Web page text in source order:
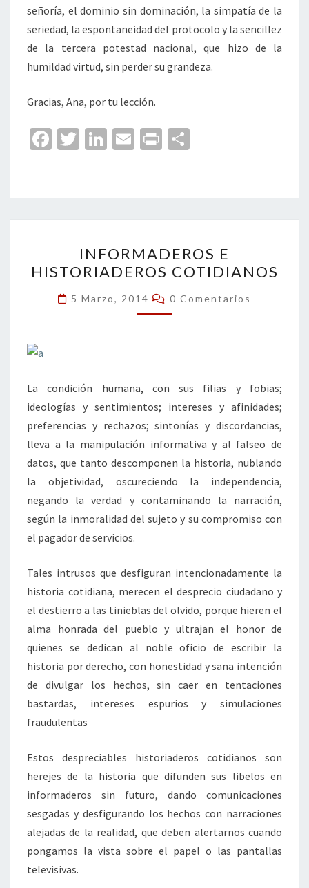
señoría, el dominio sin dominación, la simpatía de la
seriedad, la espontaneidad del protocolo y la sencillez
de la tercera potestad nacional, que hizo de la
humildad virtud, sin perder su grandeza.
Gracias, Ana, por tu lección.
Fa
o
o
T
er
Li
dI
n
E
l
Pr
p
ar
tir
E
HISTORIADEROS
COTIDIANOS
INFORMADEROS E
HISTORIADEROS COTIDIANOS
5 Marzo, 2014 Comentarios
0 Comentarios
La condición humana, con sus filias y fobias;
ideologías y sentimientos; intereses y afinidades;
preferencias y rechazos; sintonías y discordancias,
lleva a la manipulación informativa y al falseo de
datos, que tanto descomponen la historia, nublando
la objetividad, oscureciendo la independencia,
negando la verdad y contaminando la narración,
según la inmoralidad del sujeto y su compromiso con
el pagador de servicios.
Tales intrusos que desfiguran intencionadamente la
historia cotidiana, merecen el desprecio ciudadano y
el destierro a las tinieblas del olvido, porque hieren el
alma honrada del pueblo y ultrajan el honor de
quienes se dedican al noble oficio de escribir la
historia por derecho, con honestidad y sana intención
de divulgar los hechos, sin caer en tentaciones
bastardas, intereses espurios y simulaciones
fraudulentas
Estos despreciables historiaderos cotidianos son
herejes de la historia que difunden sus libelos en
informaderos sin futuro, dando comunicaciones
sesgadas y desfigurando los hechos con narraciones
alejadas de la realidad, que deben alertarnos cuando
pongamos la vista sobre el papel o las pantallas
televisivas.